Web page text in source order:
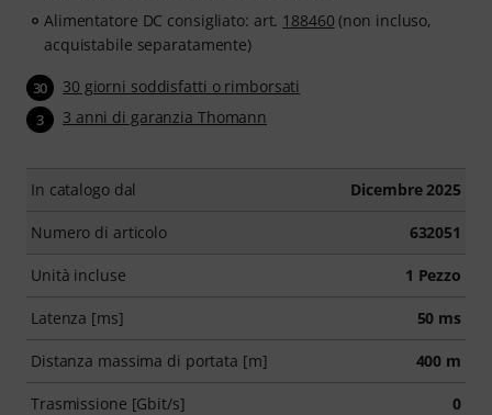
Alimentatore DC consigliato: art. 188460 (non incluso,
acquistabile separatamente)
30 30 giorni soddisfatti o rimborsati
3 3 anni di garanzia Thomann
In catalogo dal Dicembre 2025
Numero di articolo 632051
Unità incluse 1 Pezzo
Latenza [ms] 50 ms
Distanza massima di portata [m] 400 m
Trasmissione [Gbit/s] 0